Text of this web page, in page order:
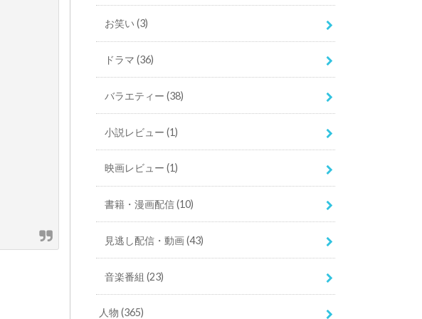
お笑い (3)
ドラマ (36)
バラエティー (38)
小説レビュー (1)
映画レビュー (1)
書籍・漫画配信(10)
見逃し配信・動画(43)
音楽番組 (23)
人物(365)